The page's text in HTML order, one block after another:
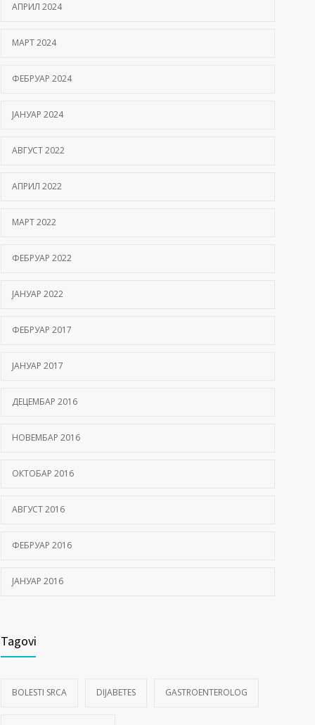
АПРИЛ 2024
МАРТ 2024
ФЕБРУАР 2024
ЈАНУАР 2024
АВГУСТ 2022
АПРИЛ 2022
МАРТ 2022
ФЕБРУАР 2022
ЈАНУАР 2022
ФЕБРУАР 2017
ЈАНУАР 2017
ДЕЦЕМБАР 2016
НОВЕМБАР 2016
ОКТОБАР 2016
АВГУСТ 2016
ФЕБРУАР 2016
ЈАНУАР 2016
Tagovi
BOLESTI SRCA DIJABETES GASTROENTEROLOG